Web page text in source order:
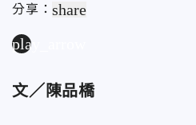
分享：share
play_arrow
文／ 陳品橋